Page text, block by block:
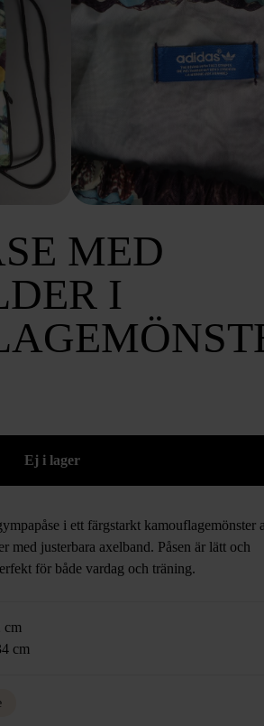
MED
I
i ett färgstarkt kamouflagemönster
med justerbara axelband. Påsen är lätt och
för både vardag och träning.
cm
cm